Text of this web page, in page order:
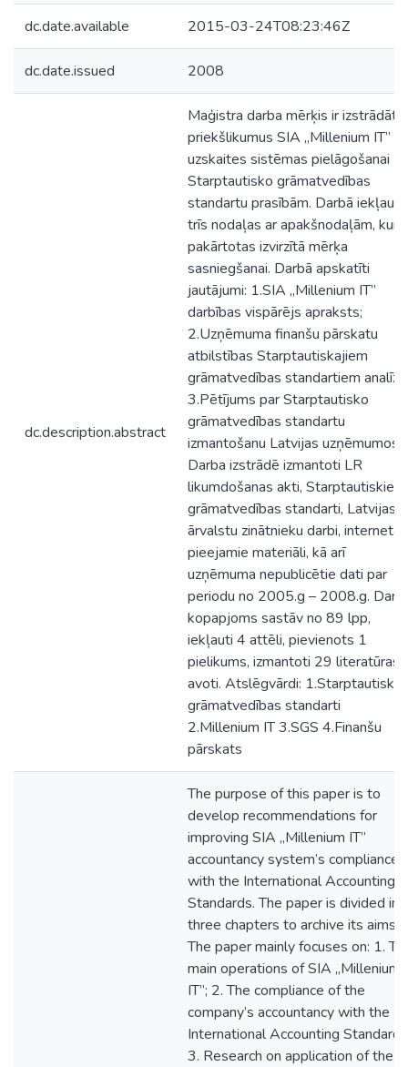
dc.date.available 2015-03-24T08:23:46Z
dc.date.issued 2008
dc.description.abstract
Maģistra darba mērķis ir izstrādāt
priekšlikumus SIA „Millenium IT”
uzskaites sistēmas pielāgošanai
Starptautisko grāmatvedības
standartu prasībām. Darbā
trīs nodaļas ar apakšnodaļām,
pakārtotas izvirzītā mērķa
sasniegšanai. Darbā apskatīti
jautājumi: 1.SIA „Millenium IT”
darbības vispārējs apraksts;
2.Uzņēmuma finanšu pārskatu
atbilstības Starptautiskajiem
grāmatvedības standartiem
3.Pētījums par Starptautisko
grāmatvedības standartu
izmantošanu Latvijas uzņēmumos.
Darba izstrādē izmantoti LR
likumdošanas akti, Starptautiskie
grāmatvedības standarti, Latvijas
ārvalstu zinātnieku darbi, internetā
pieejamie materiāli, kā arī
uzņēmuma nepublicētie dati par
periodu no 2005.g – 2008.g.
kopapjoms sastāv no 89 lpp,
iekļauti 4 attēli, pievienots 1
pielikums, izmantoti 29 literatūras
avoti. Atslēgvārdi: 1.Starptautiskie
grāmatvedības standarti
2.Millenium IT 3.SGS 4.Finanšu
pārskats
The purpose of this paper is to
develop recommendations for
improving SIA „Millenium IT”
accountancy system’s compliance
with the International Accounting
Standards. The paper is divided
three chapters to archive its aims.
The paper mainly focuses on: 1.
main operations of SIA „Millenium
IT”; 2. The compliance of the
company’s accountancy with the
International Accounting
3. Research on application of the